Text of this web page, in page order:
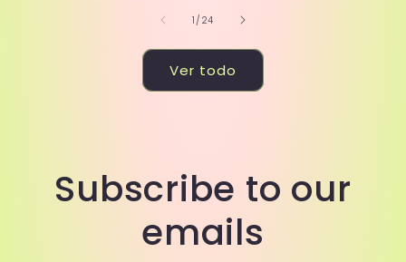
1 / de
24
Ver todo
Subscribe to our
emails